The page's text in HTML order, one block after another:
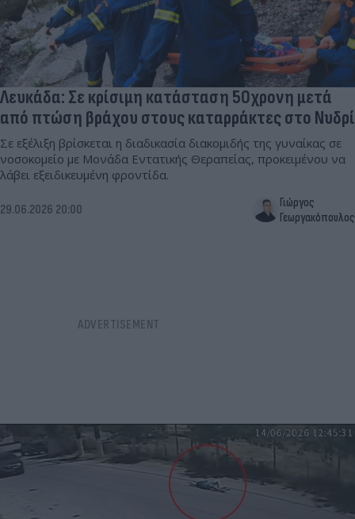
Λευκάδα: Σε κρίσιμη κατάσταση 50χρονη μετά
από πτώση βράχου στους καταρράκτες στο Νυδρί
Σε εξέλιξη βρίσκεται η διαδικασία διακομιδής της γυναίκας σε
νοσοκομείο με Μονάδα Εντατικής Θεραπείας, προκειμένου να
λάβει εξειδικευμένη φροντίδα.
29.06.2026 20:00
Γιώργος
Γεωργακόπουλος